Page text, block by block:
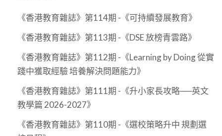
《香港教育雜誌》第114期 -《可持續發展教育》
《香港教育雜誌》第113期 -《DSE 放榜青雲路》
《香港教育雜誌》第112期 -《Learning by Doing 從實
踐中獲取經驗 培養解決問題能力》
《香港教育雜誌》第111期 -《升小家長攻略──英文
教學篇 2026-2027》
《香港教育雜誌》第110期 -《選校策略升中 規劃選